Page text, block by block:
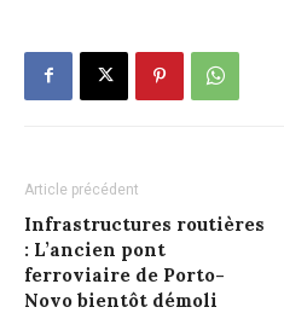
Article précédent
Infrastructures routières
: L’ancien pont
ferroviaire de Porto-
Novo bientôt démoli